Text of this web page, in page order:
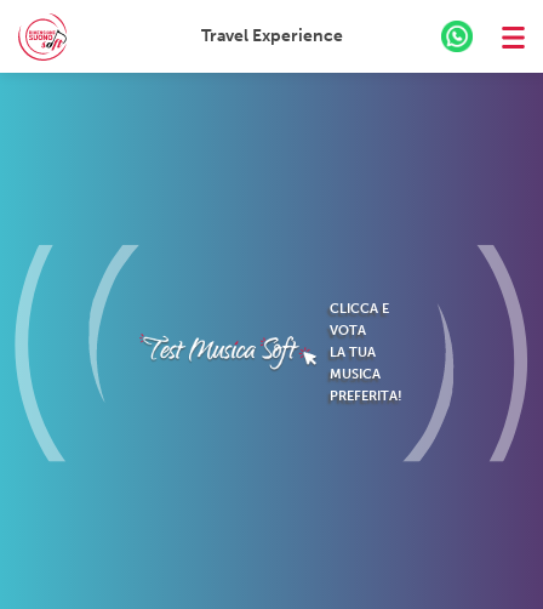
Travel Experience
CLICCA E
VOTA
LA TUA
MUSICA
PREFERITA!